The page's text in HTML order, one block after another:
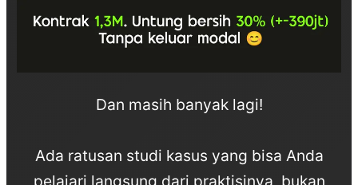
Dan masih banyak lagi!
Ada ratusan studi kasus yang bisa Anda
pelajari langsung dari praktisinya, bukan